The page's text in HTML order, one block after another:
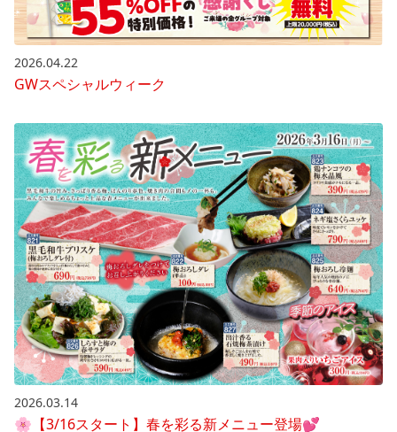
2026.04.22
GWスペシャルウィーク
2026.03.14
🌸【3/16スタート】春を彩る新メニュー登場💕